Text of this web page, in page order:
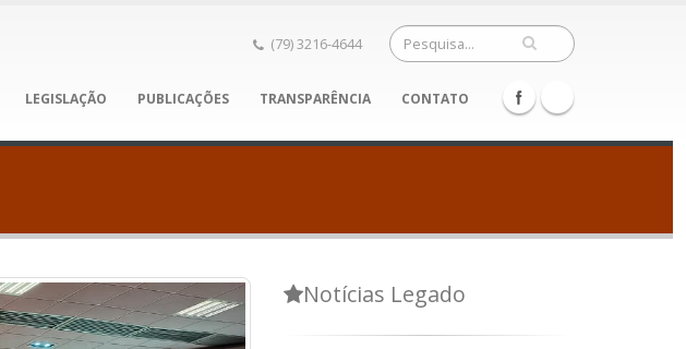
(79) 3216-4644
LEGISLAÇÃO PUBLICAÇÕES TRANSPARÊNCIA CONTATO
Notícias Legado